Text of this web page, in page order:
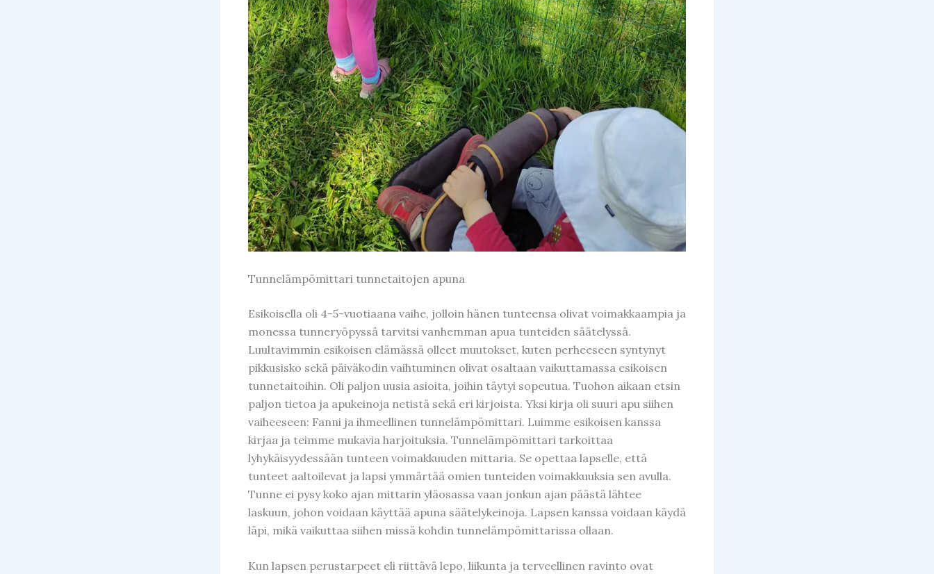
Tunnelämpömittari tunnetaitojen apuna
Esikoisella oli 4-5-vuotiaana vaihe, jolloin hänen tunteensa olivat voimakkaampia ja
monessa tunneryöpyssä tarvitsi vanhemman apua tunteiden säätelyssä.
Luultavimmin esikoisen elämässä olleet muutokset, kuten perheeseen syntynyt
pikkusisko sekä päiväkodin vaihtuminen olivat osaltaan vaikuttamassa esikoisen
tunnetaitoihin. Oli paljon uusia asioita, joihin täytyi sopeutua. Tuohon aikaan etsin
paljon tietoa ja apukeinoja netistä sekä eri kirjoista. Yksi kirja oli suuri apu siihen
vaiheeseen: Fanni ja ihmeellinen tunnelämpömittari. Luimme esikoisen kanssa
kirjaa ja teimme mukavia harjoituksia. Tunnelämpömittari tarkoittaa
lyhykäisyydessään tunteen voimakkuuden mittaria. Se opettaa lapselle, että
tunteet aaltoilevat ja lapsi ymmärtää omien tunteiden voimakkuuksia sen avulla.
Tunne ei pysy koko ajan mittarin yläosassa vaan jonkun ajan päästä lähtee
laskuun, johon voidaan käyttää apuna säätelykeinoja. Lapsen kanssa voidaan käydä
läpi, mikä vaikuttaa siihen missä kohdin tunnelämpömittarissa ollaan.
Kun lapsen perustarpeet eli riittävä lepo, liikunta ja terveellinen ravinto ovat